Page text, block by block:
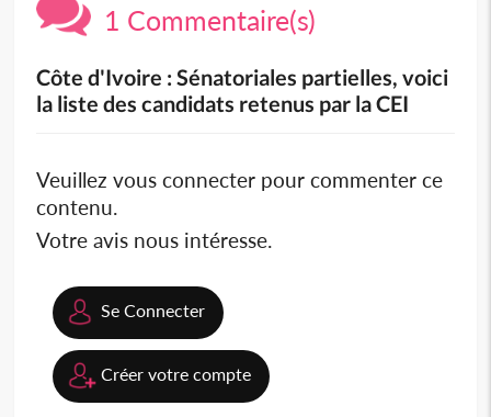
1 Commentaire(s)
Côte d'Ivoire : Sénatoriales partielles, voici
la liste des candidats retenus par la CEI
Veuillez vous connecter pour commenter ce
contenu.
Votre avis nous intéresse.
Se Connecter
Créer votre compte